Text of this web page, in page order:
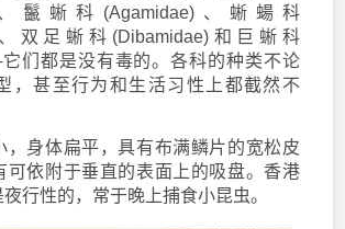
、鬣蜥科(Agamidae)、蜥蝪科
、双足蜥科(Dibamidae)和巨蜥科
它们都是没有毒的。各科的种类不论
，甚至行为和生活习性上都截然不
，身体扁平，具有布满鳞片的宽松皮
可依附于垂直的表面上的吸盘。香港
行性的，常于晚上捕食小昆虫。